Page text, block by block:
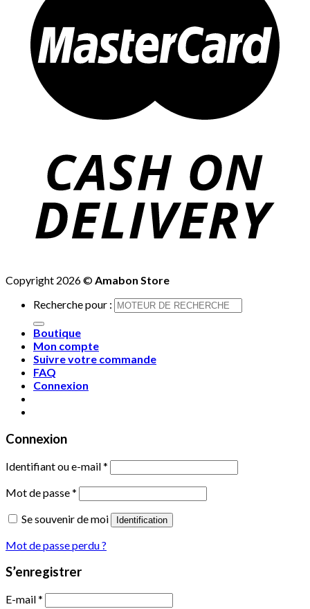
Copyright 2026 ©Amabon Store
Recherche pour :
Boutique
Mon compte
Suivre votre commande
FAQ
Connexion
Connexion
Identifiant ou e-mail*
Mot de passe*
Se souvenir de moi
Identification
Mot de passe perdu ?
S’enregistrer
E-mail*